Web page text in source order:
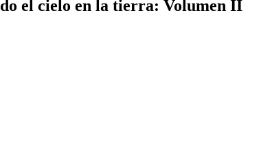
el cielo en la tierra: Volumen II